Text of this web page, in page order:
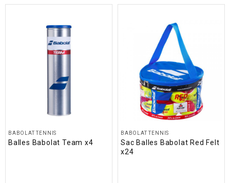
BABOLAT TENNIS
Balles Babolat Team x4
BABOLAT TENNIS
Sac Balles Babolat Red Felt
x24